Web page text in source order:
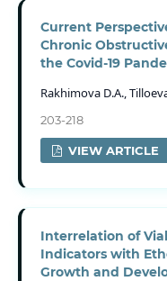
Current
Chronic
the Covid-19
Rakhimova D.A.,
203-218
VIEW ARTICLE
Interrelation of
Indicators with
Growth and